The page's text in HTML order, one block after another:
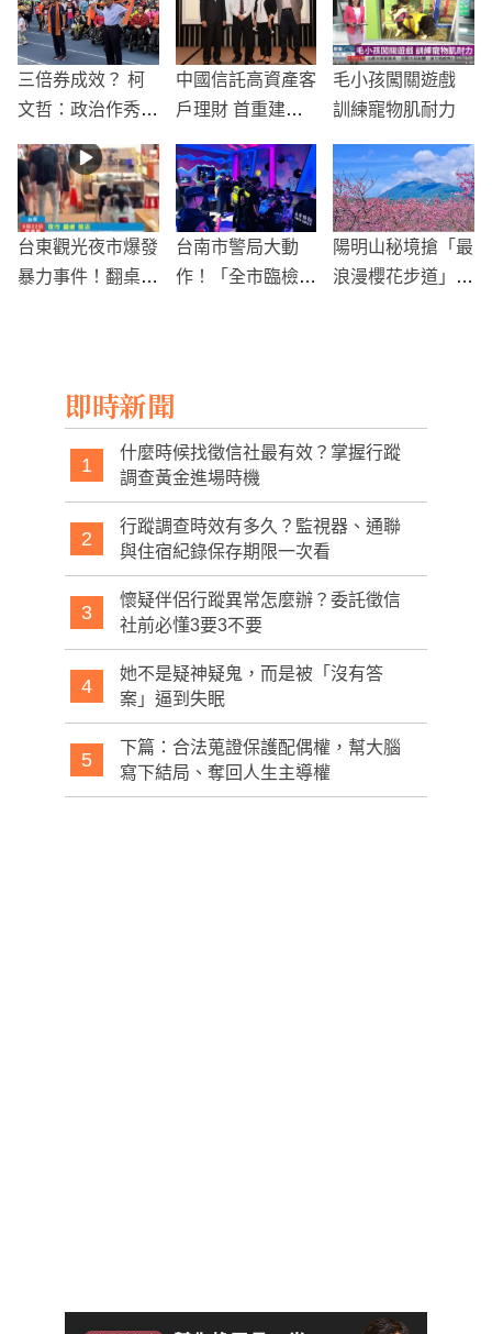
三倍券成效？ 柯
文哲：政治作秀的
中國信託高資產客
戶理財 首重建立
毛小孩闖關遊戲
訓練寵物肌耐力
台東觀光夜市爆發
暴力事件！翻桌砸
台南市警局大動
作！「全市臨檢專
陽明山秘境搶「最
浪漫櫻花步道」粉
即時新聞
1
什麼時候找徵信社最有效？掌握行蹤
調查黃金進場時機
2
行蹤調查時效有多久？監視器、通聯
與住宿紀錄保存期限一次看
3
懷疑伴侶行蹤異常怎麼辦？委託徵信
社前必懂3要3不要
4
她不是疑神疑鬼，而是被「沒有答
案」逼到失眠
5
下篇：合法蒐證保護配偶權，幫大腦
寫下結局、奪回人生主導權